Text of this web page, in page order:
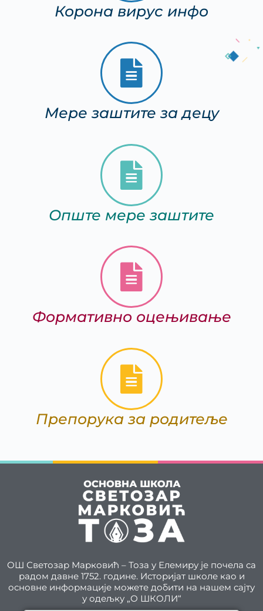
Корона вирус инфо
Мере заштите за децу
Опште мере заштите
Формативно оцењивање
Препорука за родитеље
ОШ Светозар Марковић – Тоза у Елемиру је почела са
радом давне 1752. године. Историјат школе као и
основне информације можете добити на нашем сајту
у одељку „О ШКОЛИ“